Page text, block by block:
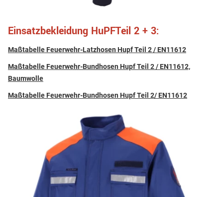
Einsatzbekleidung HuPFTeil 2 + 3:
Maßtabelle Feuerwehr-Latzhosen Hupf Teil 2 / EN11612
Maßtabelle Feuerwehr-Bundhosen Hupf Teil 2 / EN11612,
Baumwolle
Maßtabelle Feuerwehr-Bundhosen Hupf Teil 2/ EN11612